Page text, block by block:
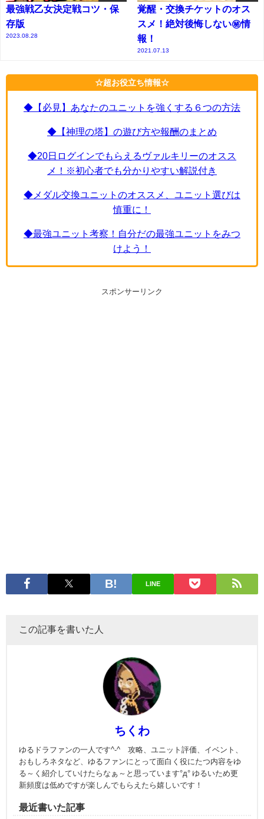
最強戦乙女決定戦コツ・保
存版
2023.08.28
覚醒・交換チケットのオス
スメ！絶対後悔しない㊙情
報！
2021.07.13
☆超お役立ち情報☆
◆【必見】あなたのユニットを強くする６つの方法
◆【神理の塔】の遊び方や報酬のまとめ
◆20日ログインでもらえるヴァルキリーのオスス
メ！※初心者でも分かりやすい解説付き
◆メダル交換ユニットのオススメ、ユニット選びは
慎重に！
◆最強ユニット考察！自分だの最強ユニットをみつ
けよう！
スポンサーリンク
LINE
この記事を書いた人
ちくわ
ゆるドラファンの一人です^-^ 攻略、ユニット評価、イベント、
おもしろネタなど、ゆるファンにとって面白く役にたつ内容をゆ
る～く紹介していけたらなぁ～と思っています°д° ゆるいため更
新頻度は低めですが楽しんでもらえたら嬉しいです！
最近書いた記事